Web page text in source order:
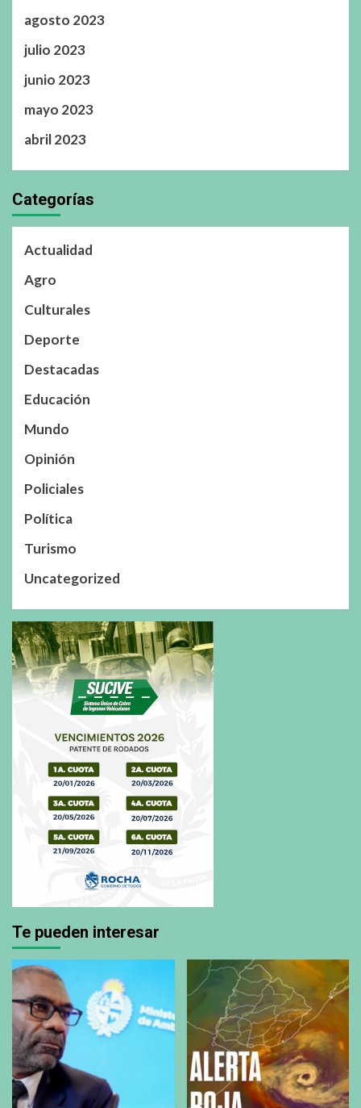
agosto 2023
julio 2023
junio 2023
mayo 2023
abril 2023
Categorías
Actualidad
Agro
Culturales
Deporte
Destacadas
Educación
Mundo
Opinión
Policiales
Política
Turismo
Uncategorized
Te pueden interesar